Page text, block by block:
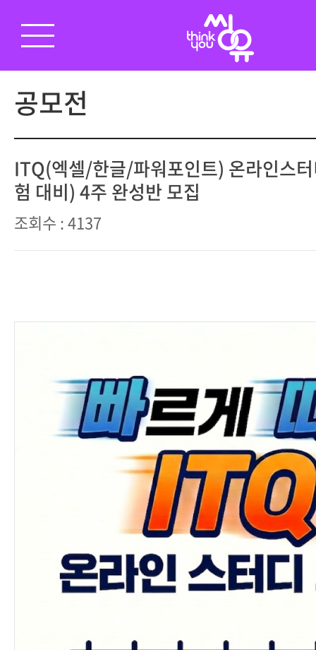
공모전
ITQ(엑셀/한글/파워포인트) 온라인스
험 대비) 4주 완성반 모집
조회수 : 4137